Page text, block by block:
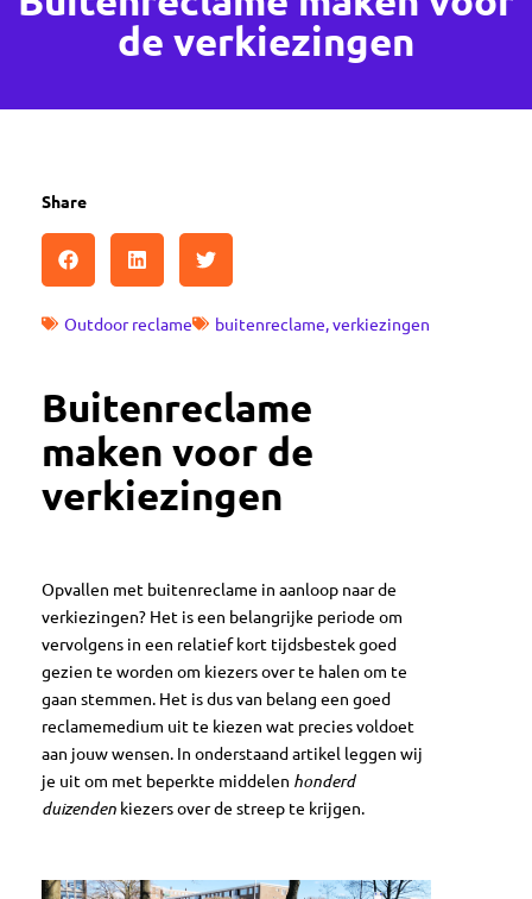
de verkiezingen
Share
Outdoor reclame buitenreclame verkiezingen
Buitenreclame
maken voor de
verkiezingen
Opvallen met buitenreclame in aanloop naar de
verkiezingen? Het is een belangrijke periode om
vervolgens in een relatief kort tijdsbestek goed
gezien te worden om kiezers over te halen om te
gaan stemmen. Het is dus van belang een goed
reclamemedium uit te kiezen wat precies voldoet
aan jouw wensen. In onderstaand artikel leggen wij
je uit om met beperkte middelen honderd
duizenden kiezers over de streep te krijgen.